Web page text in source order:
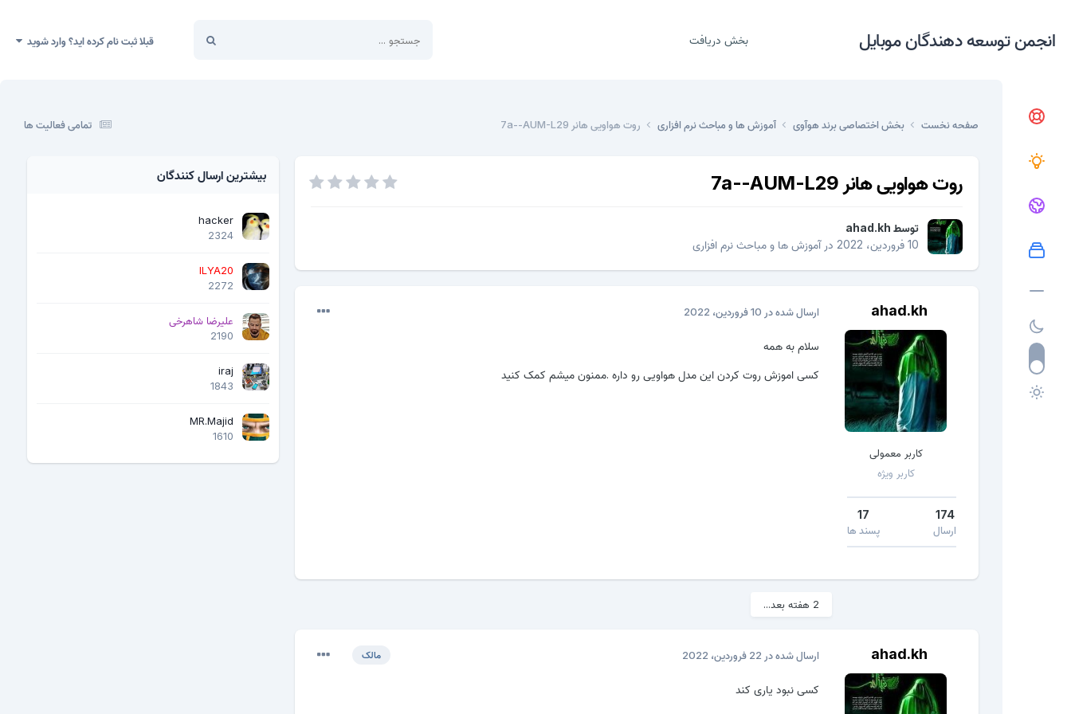
انجمن توسعه دهندگان موبایل بخش دریافت قبلا ثبت نام کرده اید؟ وارد شوید
تمامی فعالیت ها صفحه نخست بخش اختصاصی برند هوآوی آموزش ها و مباحث نرم افزاری روت هواویی هانر 7a--AUM-L29
روت هواویی هانر 7a--AUM-L29
توسط ahad.kh
10 فروردین، 2022
درآموزش ها و مباحث نرم افزاری
ahad.kh
کاربر معمولی
کاربر ویژه
174
ارسال
17
پسند ها
ارسال شده در 10 فروردین، 2022
سلام به همه
کسی اموزش روت کردن این مدل هواویی رو داره .ممنون میشم کمک کنید
2 هفته بعد...
ahad.kh مالک ارسال شده در 22 فروردین، 2022
کسی نبود یاری کند
بیشترین ارسال کنندگان
hacker
2324
ILYA20
2272
علیرضا شاهرخی
2190
iraj
1843
MR.Majid
1610